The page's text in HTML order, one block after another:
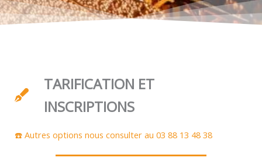
TARIFICATION ET
INSCRIPTIONS
☎️ Autres options nous consulter au 03 88 13 48 38